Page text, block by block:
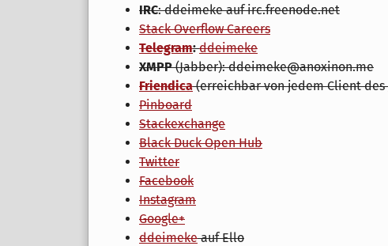
IRC: ddeimeke auf irc.freenode.net
Stack Overflow Careers
Telegram: ddeimeke
XMPP(Jabber): ddeimeke@anoxinon.me
Friendica(erreichbar von jedem Client des
Pinboard
Stackexchange
Black Duck Open Hub
Twitter
Facebook
Instagram
Google+
ddeimekeauf Ello